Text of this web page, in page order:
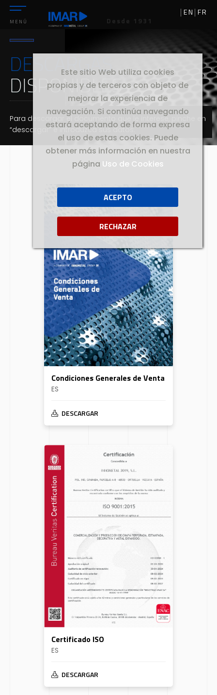
MENÚ Desde 1931
EN FR
Este sitio Web utiliza cookies
propias y de terceros con objeto de
mejorar la experiencia de
navegación. Si continúa navegando
estará aceptando de forma expresa
el uso de estas cookies. Puede
obtener más información en nuestra
página Uso de Cookies
ACEPTO
RECHAZAR
DESCARGAS
DISPONIBLES
Para descargar el documento que le interese, pinche en
“descargar” e introduzca sus datos.
Condiciones Generales de Venta
ES
DESCARGAR
Certificado ISO
ES
DESCARGAR